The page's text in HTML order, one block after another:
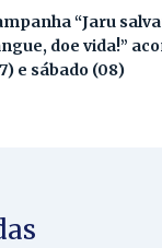
“Jaru
doe vida!”
e sábado (08)